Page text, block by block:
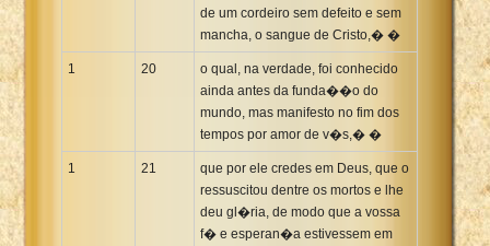
de um cordeiro sem defeito e sem
mancha, o sangue de Cristo,� �
1 20
o qual, na verdade, foi conhecido
ainda antes da funda��o do
mundo, mas manifesto no fim dos
tempos por amor de v�s,� �
1 21
que por ele credes em Deus, que o
ressuscitou dentre os mortos e lhe
deu gl�ria, de modo que a vossa
f� e esperan�a estivessem em